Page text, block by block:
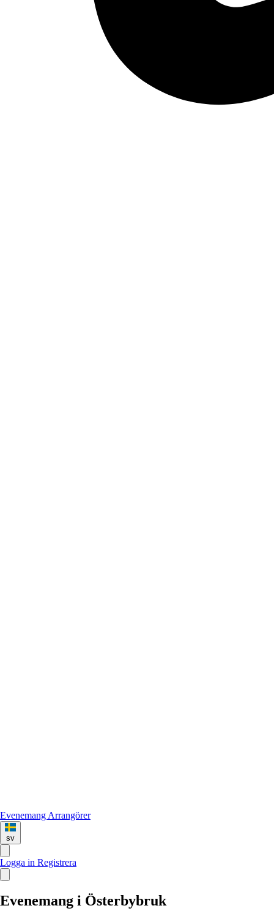
Evenemang Arrangörer
sv
Logga in Registrera
Evenemang i Österbybruk